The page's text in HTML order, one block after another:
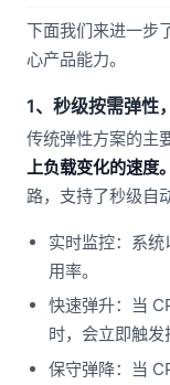
下面我们来进一步
心产品能力。
1、秒级按需弹性
传统弹性方案的主
上负载变化的速度。
路，支持了秒级自
实时监控：系
用率。
快速弹升：当
时，会立即触发
保守弹降：当